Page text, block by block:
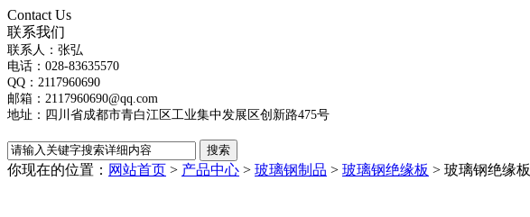
Contact Us
联系我们
联系人：张弘
电话：028-83635570
QQ：2117960690
邮箱：2117960690@qq.com
地址：四川省成都市青白江区工业集中发展区创新路475号
你现在的位置： 网站首页 > 产品中心 > 玻璃钢制品 > 玻璃钢绝缘板 > 玻璃钢绝缘板